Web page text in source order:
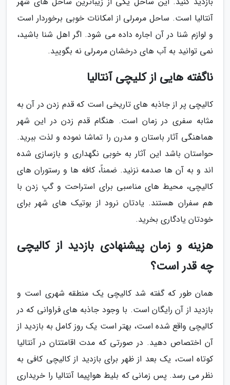
آنتالیا است. ساحل مرمرلی از امکانات خوبی برخوردار است
و لوازم شنا در آن اجاره داده می شود. اگر اهل شنا باشید،
نمی توانید به آب های درخشان مرمرلی نه بگویید.
ناگفته هایی از کلیچی آنتالیا
کالیچی پر از جاذبه های تاریخی است که قدم زدن در آن به
مثابه سفری در زمان است. هنگام قدم زدن در این شهر
هماهنگی آثار باستان و مدرن را تماشا نموده و لذت ببرید.
حواستان باشد این آثار به خوبی نگهداری و بازسازی شده
اند و به آن ها صدمه نزنید. ضمناً، کافه ها و رستوران های
کالیچی، محیط های مناسبی برای استراحت و گپ زدن با
هم سفران هستند. یادتان نرود از بوتیک های شهر برای
خودتان یادگاری بخرید.
هزینه و زمان پیشنهادی بازدید از کالیچی
چه قدر است؟
همان طور که گفته شد کالیچی یک منطقه شهری است و
بازدید از آن رایگان است. با وجود جاذبه های فراوانی که در
کالیچی واقع شده است، بهتر است یک روز کامل به بازدید از
آن اختصاص دهید. در صورتی که مدت اقامتتان در آنتالیا
کوتاه است، یک بعد از ظهر برای بازدید از کالیچی کافی به
نظر می رسد. پس زمانی که بلیط هواپیما آنتالیا را خریداری